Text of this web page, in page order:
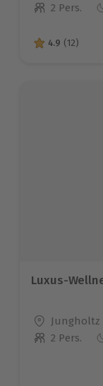
Anzahl der
2 Pers.
4.9 von 5
4.9 (12)
Luxus-
Standort
Jungholtz
Anzahl der
2 Pers.